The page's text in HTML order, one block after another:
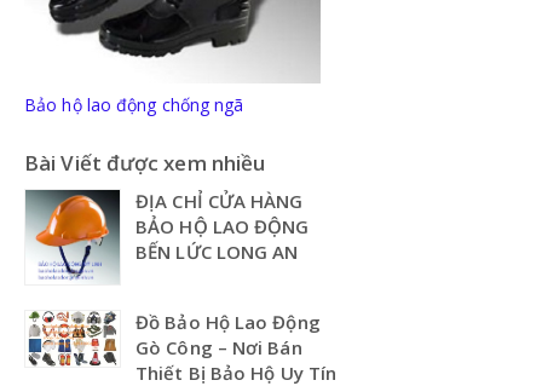
Bảo hộ lao động chống ngã
Bài Viết được xem nhiều
ĐỊA CHỈ CỬA HÀNG
BẢO HỘ LAO ĐỘNG
BẾN LỨC LONG AN
Đồ Bảo Hộ Lao Động
Gò Công – Nơi Bán
Thiết Bị Bảo Hộ Uy Tín